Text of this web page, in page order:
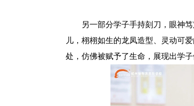
另一部分学子手持刻刀，眼神
儿，栩栩如生的龙凤造型、灵动可
处，仿佛被赋予了生命，展现出学子